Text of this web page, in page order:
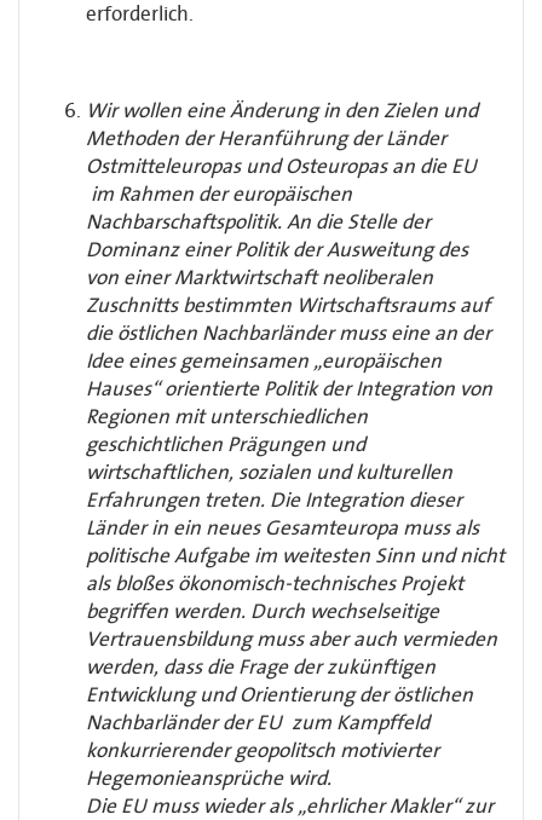
erforderlich.
Wir wollen eine Änderung in den Zielen und
Methoden der Heranführung der Länder
Ostmitteleuropas und Osteuropas an die EU
im Rahmen der europäischen
Nachbarschaftspolitik. An die Stelle der
Dominanz einer Politik der Ausweitung des
von einer Marktwirtschaft neoliberalen
Zuschnitts bestimmten Wirtschaftsraums auf
die östlichen Nachbarländer muss eine an der
Idee eines gemeinsamen „europäischen
Hauses“ orientierte Politik der Integration von
Regionen mit unterschiedlichen
geschichtlichen Prägungen und
wirtschaftlichen, sozialen und kulturellen
Erfahrungen treten. Die Integration dieser
Länder in ein neues Gesamteuropa muss als
politische Aufgabe im weitesten Sinn und nicht
als bloßes ökonomisch-technisches Projekt
begriffen werden. Durch wechselseitige
Vertrauensbildung muss aber auch vermieden
werden, dass die Frage der zukünftigen
Entwicklung und Orientierung der östlichen
Nachbarländer der EU zum Kampffeld
konkurrierender geopolitsch motivierter
Hegemonieansprüche wird.
Die EU muss wieder als „ehrlicher Makler“ zur